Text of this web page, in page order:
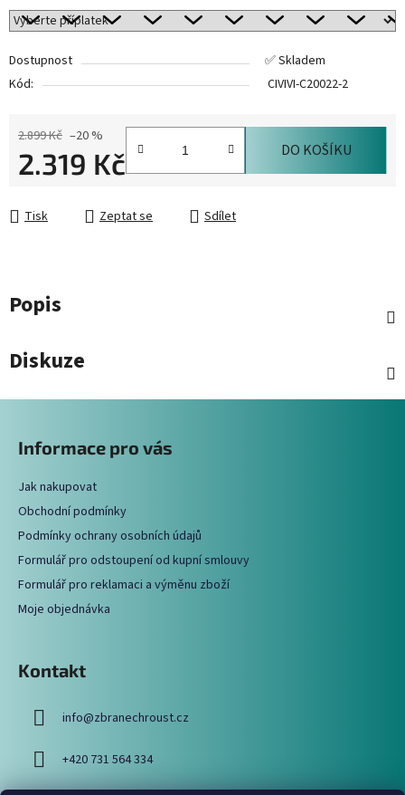
Dostupnost
✅ Skladem
Kód:
CIVIVI-C20022-2
2.899 Kč –20 %
2.319 Kč DO KOŠÍKU
Tisk Zeptat se Sdílet
Popis
Diskuze
Informace pro vás
Jak nakupovat
Obchodní podmínky
Podmínky ochrany osobních údajů
Formulář pro odstoupení od kupní smlouvy
Formulář pro reklamaci a výměnu zboží
Moje objednávka
Kontakt
info@zbranechroust.cz
+420 731 564 334